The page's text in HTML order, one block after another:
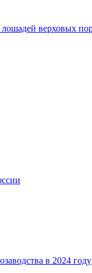
верховых
в 2024 году